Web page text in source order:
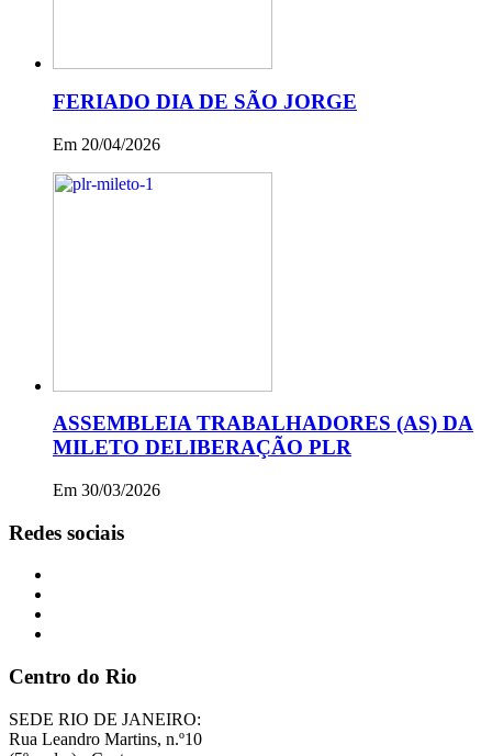
FERIADO DIA DE SÃO JORGE
Em 20/04/2026
ASSEMBLEIA TRABALHADORES (AS) DA
MILETO DELIBERAÇÃO PLR
Em 30/03/2026
Redes sociais
Centro do Rio
SEDE RIO DE JANEIRO:
Rua Leandro Martins, n.º10